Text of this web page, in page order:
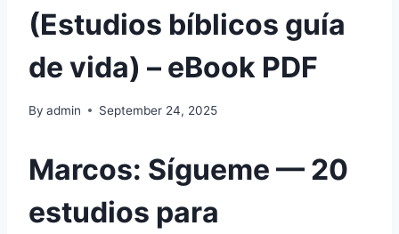
(Estudios bíblicos guía
de vida) – eBook PDF
By admin September 24, 2025
Marcos: Sígueme — 20
estudios para